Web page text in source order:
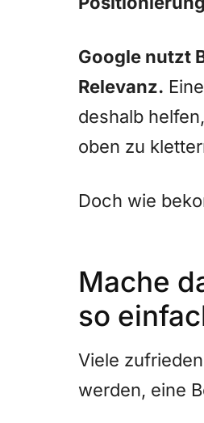
Google nutzt
Relevanz.
deshalb
oben zu
Doch wie
Mache
so
Viele
werden, eine